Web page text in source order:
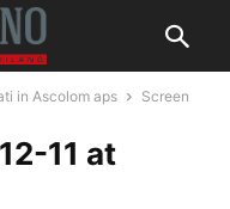
in Ascolom aps
Screen
11 at